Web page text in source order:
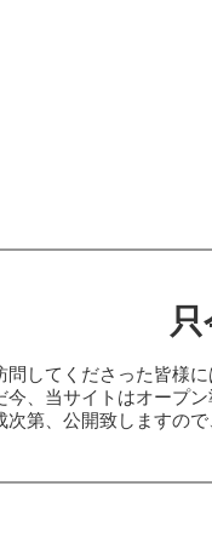
只
問してくださった皆様
今、当サイトはオープ
次第、公開致しますの